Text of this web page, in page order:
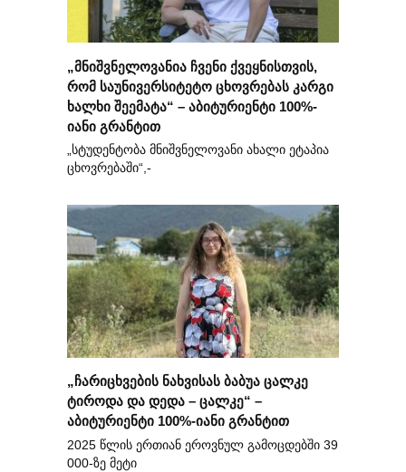
„მნიშვნელოვანია ჩვენი ქვეყნისთვის,
რომ საუნივერსიტეტო ცხოვრებას კარგი
ხალხი შეემატა“ – აბიტურიენტი 100%-
იანი გრანტით
„სტუდენტობა მნიშვნელოვანი ახალი ეტაპია
ცხოვრებაში“,-
„ჩარიცხვების ნახვისას ბაბუა ცალკე
ტიროდა და დედა – ცალკე“ –
აბიტურიენტი 100%-იანი გრანტით
2025 წლის ერთიან ეროვნულ გამოცდებში 39
000-ზე მეტი